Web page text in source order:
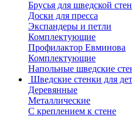
Брусья для шведской
Доски для пресса
Экспандеры и петли
Комплектующие
Профилактор Евминова
Комплектующие
Напольные шведские
Шведские стенки для
Деревянные
Металлические
С креплением к стене